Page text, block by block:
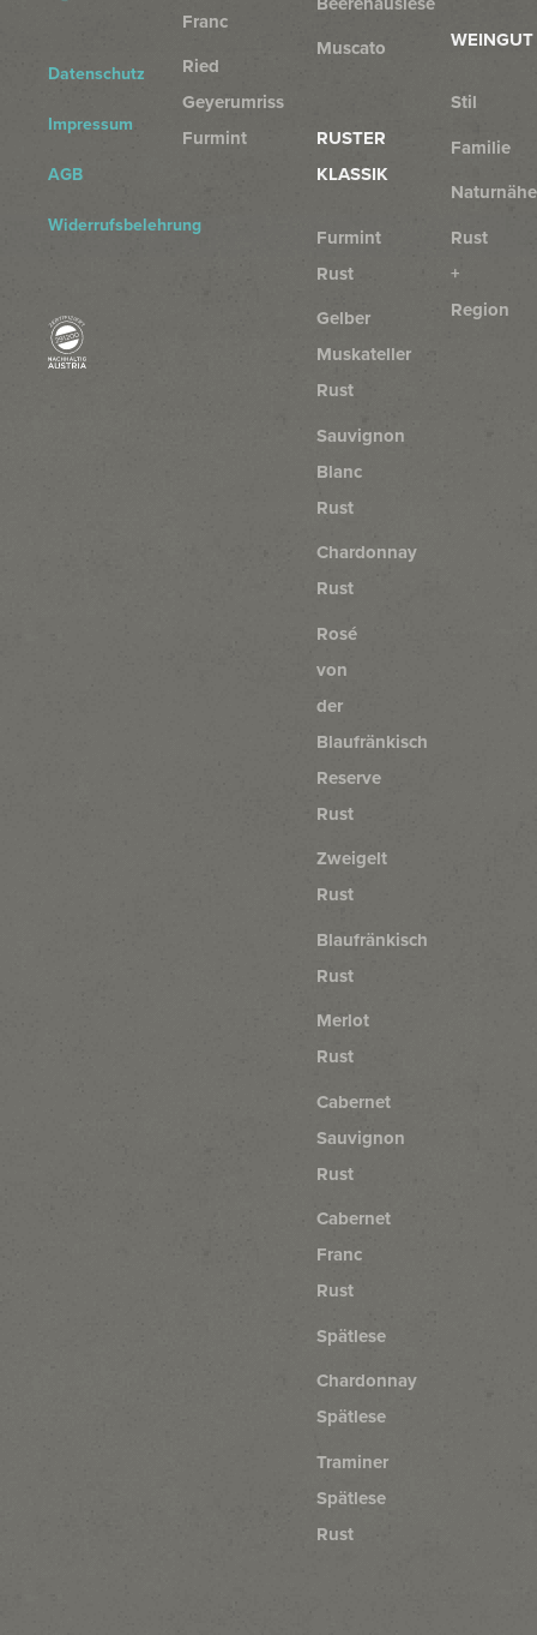
Datenschutz
Impressum
AGB
Widerrufsbelehrung
Franc
Ried
Geyerumriss
Furmint
Muscato
RUSTER
KLASSIK
Furmint
Rust
Gelber
Muskateller
Rust
Sauvignon
Blanc
Rust
Chardonnay
Rust
Rosé
von
der
Blaufränkisch
Reserve
Rust
Zweigelt
Rust
Blaufränkisch
Rust
Merlot
Rust
Cabernet
Sauvignon
Rust
Cabernet
Franc
Rust
Spätlese
Chardonnay
Spätlese
Traminer
Spätlese
Rust
WEINGUT
Stil
Familie
Naturnähe
Rust
+
Region